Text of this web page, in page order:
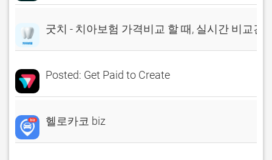
굿치 - 치아보험 가격비교 할 때, 실시간 비교견
Posted: Get Paid to Create
헬로카코 biz